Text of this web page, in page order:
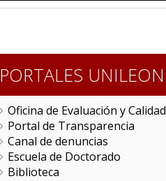
PORTALES UNILEON
Oficina de Evaluación y Calidad
Portal de Transparencia
Canal de denuncias
Escuela de Doctorado
Biblioteca